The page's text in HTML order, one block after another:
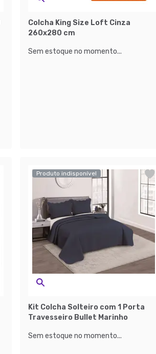
Colcha King Size Loft Cinza
260x280 cm
Sem estoque no momento...
Produto indisponível
Kit Colcha Solteiro com 1 Porta
Travesseiro Bullet Marinho
Sem estoque no momento...